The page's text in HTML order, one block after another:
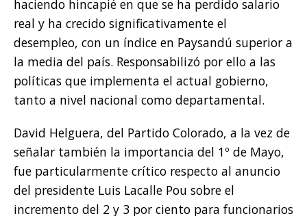
haciendo hincapié en que se ha perdido salario
real y ha crecido significativamente el
desempleo, con un índice en Paysandú superior a
la media del país. Responsabilizó por ello a las
políticas que implementa el actual gobierno,
tanto a nivel nacional como departamental.
David Helguera, del Partido Colorado, a la vez de
señalar también la importancia del 1º de Mayo,
fue particularmente crítico respecto al anuncio
del presidente Luis Lacalle Pou sobre el
incremento del 2 y 3 por ciento para funcionarios